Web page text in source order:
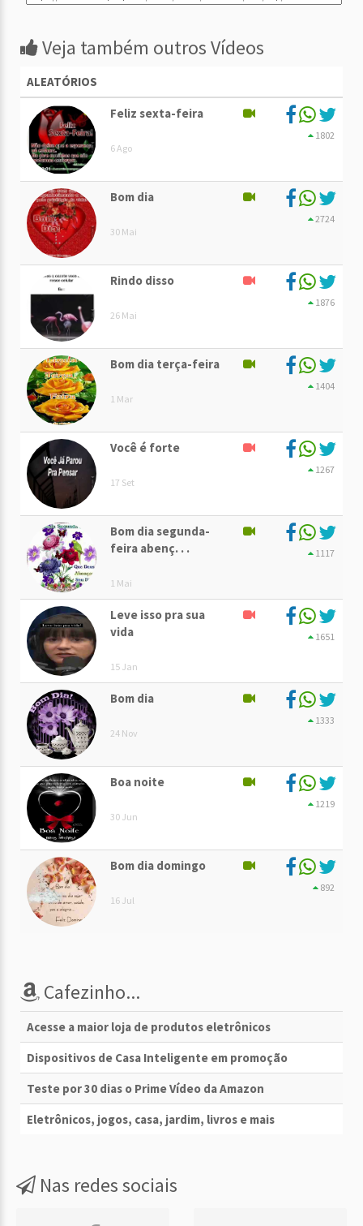
Veja também outros Vídeos
ALEATÓRIOS
Feliz sexta-feira
6 Ago
1802
Bom dia
30 Mai
2724
Rindo disso
26 Mai
1876
Bom dia terça-feira
1 Mar
1404
Você é forte
17 Set
1267
Bom dia segunda-
feira abenç. . .
1 Mai
1117
Leve isso pra sua
vida
15 Jan
1651
Bom dia
24 Nov
1333
Boa noite
30 Jun
1219
Bom dia domingo
16 Jul
892
Cafezinho...
Acesse a maior loja de produtos eletrônicos
Dispositivos de Casa Inteligente em promoção
Teste por 30 dias o Prime Vídeo da Amazon
Eletrônicos, jogos, casa, jardim, livros e mais
Nas redes sociais